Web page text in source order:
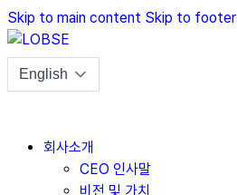
Skip to main content Skip to footer
회사소개
CEO 인사말
비전 및 가치